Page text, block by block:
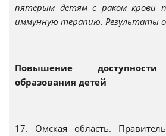
пятерым детям с раком крови
иммунную терапию. Результаты
Повышение доступности
образования детей
17. Омская область.